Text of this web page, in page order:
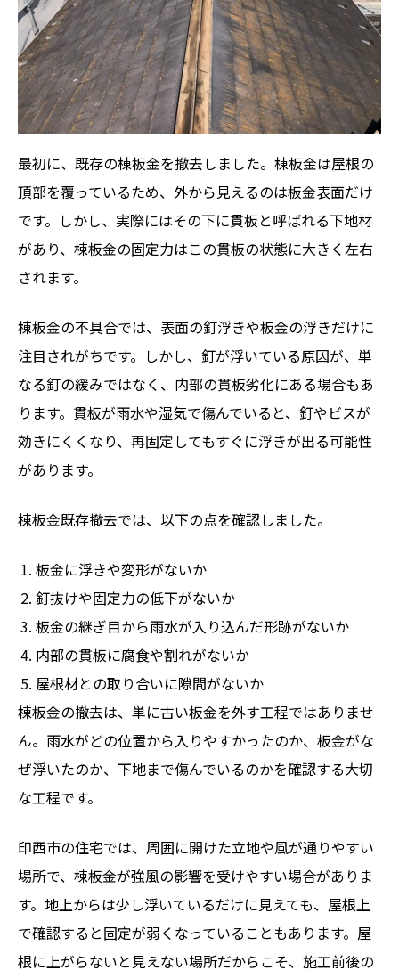
最初に、既存の棟板金を撤去しました。棟板金は屋根の
頂部を覆っているため、外から見えるのは板金表面だけ
です。しかし、実際にはその下に貫板と呼ばれる下地材
があり、棟板金の固定力はこの貫板の状態に大きく左右
されます。
棟板金の不具合では、表面の釘浮きや板金の浮きだけに
注目されがちです。しかし、釘が浮いている原因が、単
なる釘の緩みではなく、内部の貫板劣化にある場合もあ
ります。貫板が雨水や湿気で傷んでいると、釘やビスが
効きにくくなり、再固定してもすぐに浮きが出る可能性
があります。
棟板金既存撤去では、以下の点を確認しました。
板金に浮きや変形がないか
釘抜けや固定力の低下がないか
板金の継ぎ目から雨水が入り込んだ形跡がないか
内部の貫板に腐食や割れがないか
屋根材との取り合いに隙間がないか
棟板金の撤去は、単に古い板金を外す工程ではありませ
ん。雨水がどの位置から入りやすかったのか、板金がな
ぜ浮いたのか、下地まで傷んでいるのかを確認する大切
な工程です。
印西市の住宅では、周囲に開けた立地や風が通りやすい
場所で、棟板金が強風の影響を受けやすい場合がありま
す。地上からは少し浮いているだけに見えても、屋根上
で確認すると固定が弱くなっていることもあります。屋
根に上がらないと見えない場所だからこそ、施工前後の